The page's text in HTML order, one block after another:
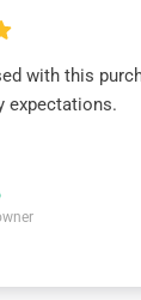
with this
expectations.